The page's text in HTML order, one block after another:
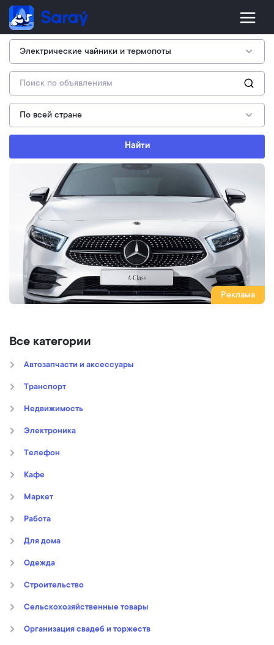
Найти
Реклама
Все категории
Автозапчасти и аксессуары
Транспорт
Недвижимость
Электроника
Телефон
Кафе
Маркет
Работа
Для дома
Oдежда
Строительство
Сельскохозяйственные товары
Организация свадеб и торжеств